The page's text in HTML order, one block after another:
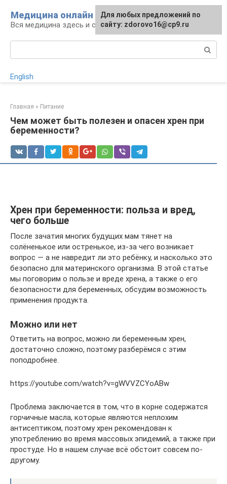
контенту
Медицина онлайн
Вся медицина здесь и сейчас
English
Главная » Питание
Чем может быть полезен и опасен хрен при
беременности?
Хрен при беременности: польза и вред,
чего больше
После зачатия многих будущих мам тянет на
солёненькое или остренькое, из-за чего возникает
вопрос — а не навредит ли это ребёнку, и насколько это
безопасно для материнского организма. В этой статье
мы поговорим о пользе и вреде хрена, а также о его
безопасности для беременных, обсудим возможность
применения продукта.
Можно или нет
Ответить на вопрос, можно ли беременным хрен,
достаточно сложно, поэтому разберёмся с этим
поподробнее.
https://youtube.com/watch?v=gWVVZCYoABw
Проблема заключается в том, что в корне содержатся
горчичные масла, которые являются неплохим
антисептиком, поэтому хрен рекомендован к
употреблению во время массовых эпидемий, а также при
простуде. Но в нашем случае всё обстоит совсем по-
другому.
Для любых предложений по
сайту: zdorovo16@cp9.ru